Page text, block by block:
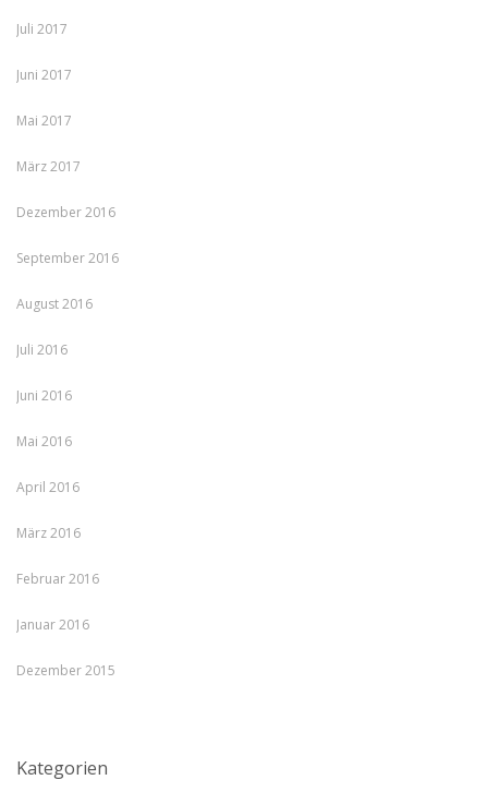
Juli 2017
Juni 2017
Mai 2017
März 2017
Dezember 2016
September 2016
August 2016
Juli 2016
Juni 2016
Mai 2016
April 2016
März 2016
Februar 2016
Januar 2016
Dezember 2015
Kategorien